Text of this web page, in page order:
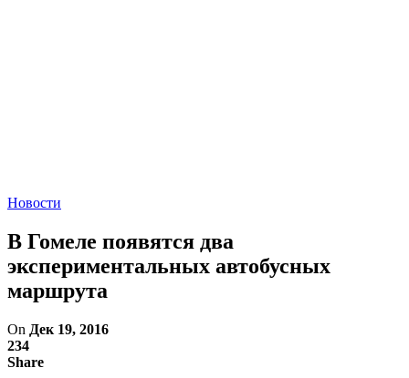
Новости
В Гомеле появятся два
экспериментальных автобусных
маршрута
On Дек 19, 2016
234
Share